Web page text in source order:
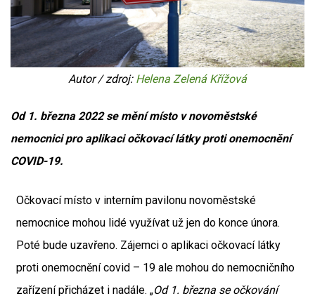
Autor / zdroj: Helena Zelená Křížová
Od 1. března 2022 se mění místo v novoměstské
nemocnici pro aplikaci očkovací látky proti onemocnění
COVID-19.
Očkovací místo v interním pavilonu novoměstské
nemocnice mohou lidé využívat už jen do konce února.
Poté bude uzavřeno. Zájemci o aplikaci očkovací látky
proti onemocnění covid – 19 ale mohou do nemocničního
zařízení přicházet i nadále. „Od 1. března se očkování